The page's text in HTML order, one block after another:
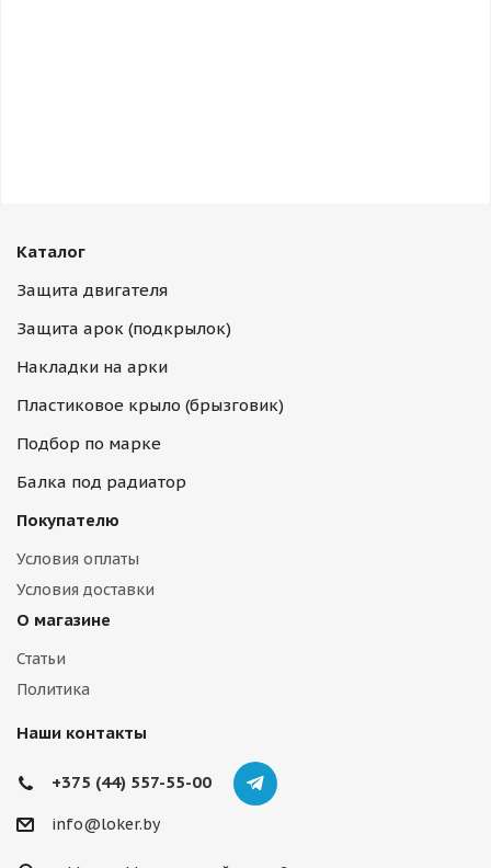
Каталог
Защита двигателя
Защита арок (подкрылок)
Накладки на арки
Пластиковое крыло (брызговик)
Подбор по марке
Балка под радиатор
Покупателю
Условия оплаты
Условия доставки
О магазине
Статьи
Политика
Наши контакты
+375 (44) 557-55-00
info@loker.by